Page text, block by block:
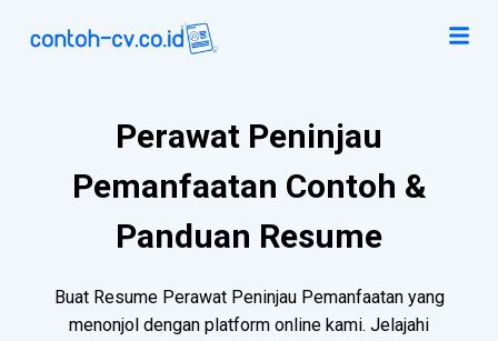
Perawat Peninjau
Pemanfaatan Contoh &
Panduan Resume
Buat Resume Perawat Peninjau Pemanfaatan yang
menonjol dengan platform online kami. Jelajahi